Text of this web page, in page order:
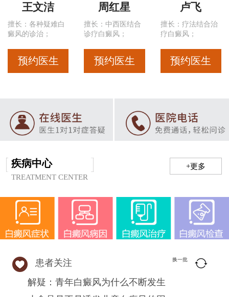
王文洁
擅长：各种疑难白
癜风的诊治；
预约医生
周红星
擅长：中西医结合
诊疗白癜风；
预约医生
卢飞
擅长：疗法结合治
疗白癜风；
预约医生
疾病中心
TREATMENT CENTER
+更多
患者关注 换一批
解疑：青年白癜风为什么不断发生